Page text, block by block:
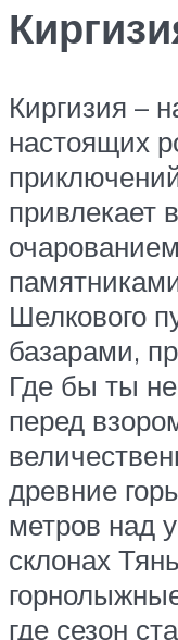
Киргизия –
настоящих
привлекает
Шелкового
базарами,
Где бы ты
перед
древние
метров над
склонах
где сезон